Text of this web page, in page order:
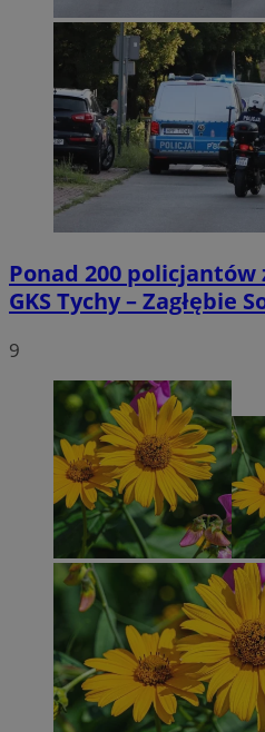
Ponad 200 policjantów
GKS Tychy – Zagłębie
9